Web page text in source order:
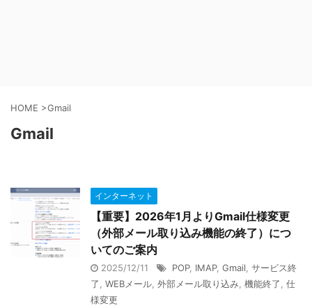
HOME >Gmail
Gmail
インターネット
【重要】2026年1月よりGmail仕様変更
（外部メール取り込み機能の終了）につ
いてのご案内
2025/12/11 POP, IMAP, Gmail サービス終
了
WEBメール 外部メール取り込み 機能終了
仕
様変更